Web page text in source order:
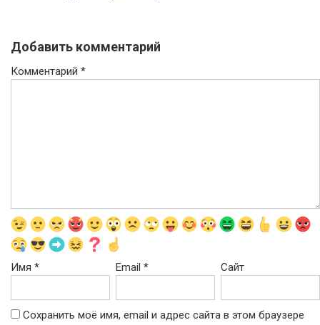
Добавить комментарий
Комментарий *
Имя * Email* Сайт
Сохранить моё имя, email и адрес сайта в этом браузере